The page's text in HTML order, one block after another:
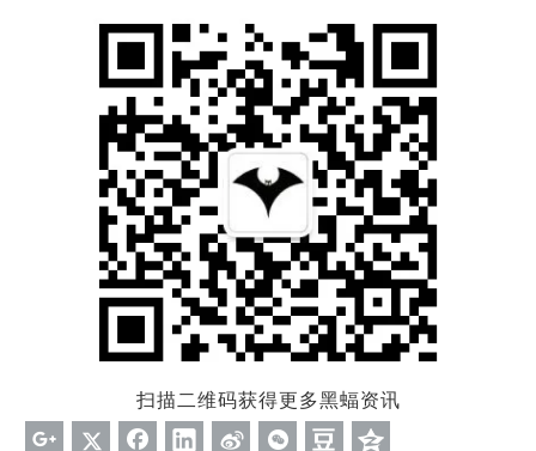
扫描二维码获得更多黑蝠资讯